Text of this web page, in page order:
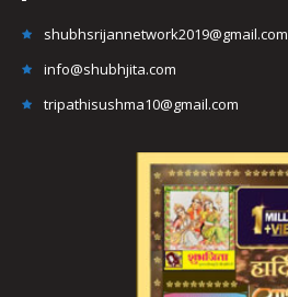
shubhsrijannetwork2019@gmail.com
info@shubhjita.com
tripathisushma10@gmail.com